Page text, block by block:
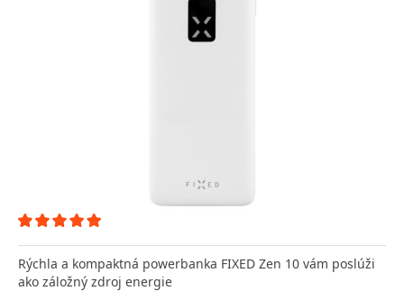
Rýchla a kompaktná powerbanka FIXED Zen 10 vám poslúži
ako záložný zdroj energie